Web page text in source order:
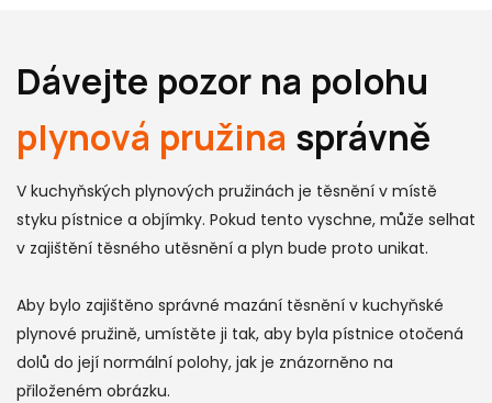
Dávejte pozor na polohu
plynová pružina správně
V kuchyňských plynových pružinách je těsnění v místě
styku pístnice a objímky. Pokud tento vyschne, může selhat
v zajištění těsného utěsnění a plyn bude proto unikat.
Aby bylo zajištěno správné mazání těsnění v kuchyňské
plynové pružině, umístěte ji tak, aby byla pístnice otočená
dolů do její normální polohy, jak je znázorněno na
přiloženém obrázku.